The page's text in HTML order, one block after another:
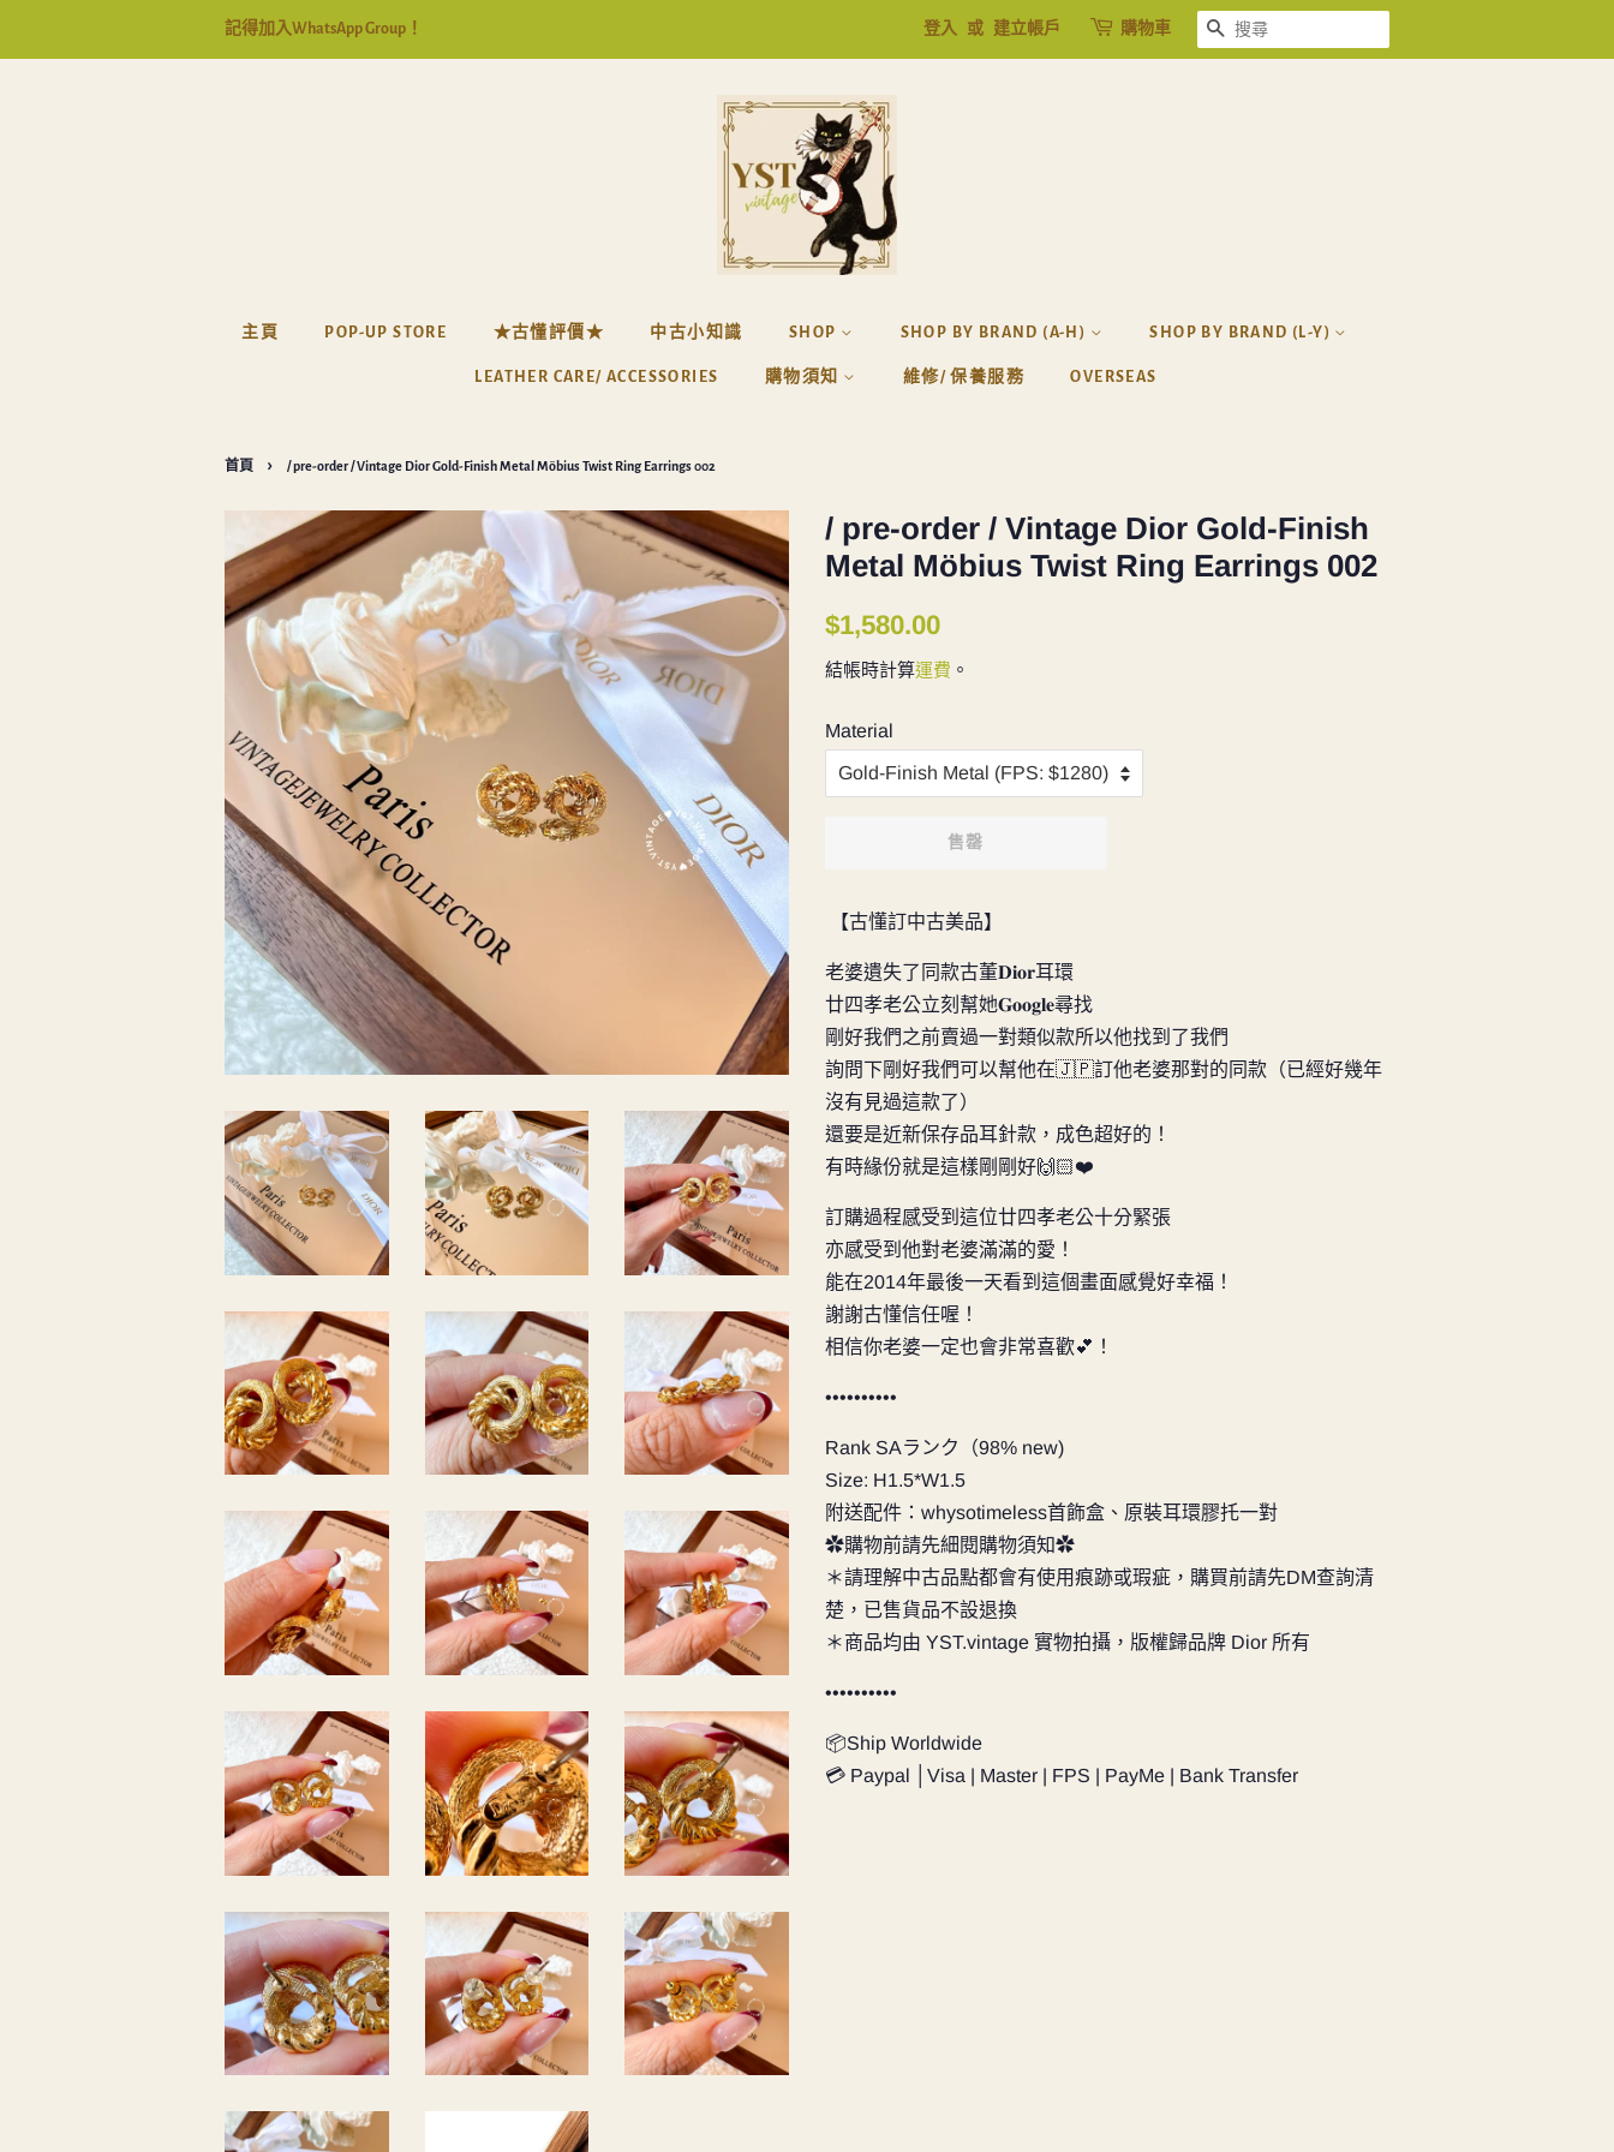
記得加入WhatsApp Group！ 登入 或 建立帳戶 購物車 搜尋
主頁 POP-UP STORE ★古懂評價★ 中古小知識 SHOP SHOP BY BRAND (A-H) SHOP BY BRAND (L-Y)
LEATHER CARE/ ACCESSORIES 購物須知 維修/ 保養服務 OVERSEAS
首頁 › / pre-order / Vintage Dior Gold-Finish Metal Möbius Twist Ring Earrings 002
/ pre-order / Vintage Dior Gold-Finish
Metal Möbius Twist Ring Earrings 002
定
$1,580.00
結帳時計算運費 。
Material
售罄
【古懂訂中古美品】
老婆遺失了同款古董𝐃𝐢𝐨𝐫耳環
廿四孝老公立刻幫她𝐆𝐨𝐨𝐠𝐥𝐞尋找
剛好我們之前賣過一對類似款所以他找到了我們
詢問下剛好我們可以幫他在🇯🇵訂他老婆那對的同款（已經好幾年
沒有見過這款了）
還要是近新保存品耳針款，成色超好的！
有時緣份就是這樣剛剛好🙌🏻❤️
訂購過程感受到這位廿四孝老公十分緊張
亦感受到他對老婆滿滿的愛！
能在2014年最後一天看到這個畫面感覺好幸福！
謝謝古懂信任喔！
相信你老婆一定也會非常喜歡💕！
••••••••••
Rank SAランク（98% new)
Size: H1.5*W1.5
附送配件：whysotimeless首飾盒、原裝耳環膠托一對
✿購物前請先細閱購物須知✿
＊請理解中古品點都會有使用痕跡或瑕疵，購買前請先DM查詢清
楚，已售貨品不設退換
＊商品均由 YST.vintage 實物拍攝，版權歸品牌 Dior 所有
••••••••••
📦Ship Worldwide
💳 Paypal │Visa | Master | FPS | PayMe | Bank Transfer